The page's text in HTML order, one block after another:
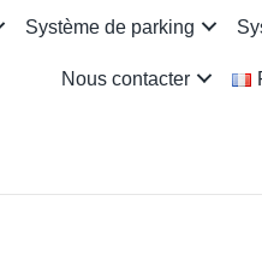
Système de parking
Nous contacter